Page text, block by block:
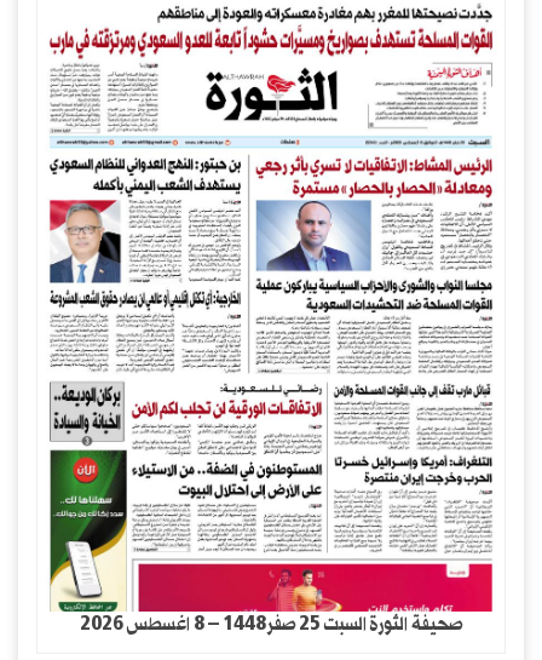
صحيفة الثورة السبت 25 صفر1448 – 8 اغسطس 2026